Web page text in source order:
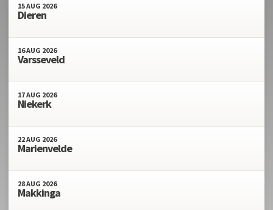
15AUG 2026
Dieren
16AUG 2026
Varsseveld
17AUG 2026
Niekerk
22AUG 2026
Marienvelde
28AUG 2026
Makkinga